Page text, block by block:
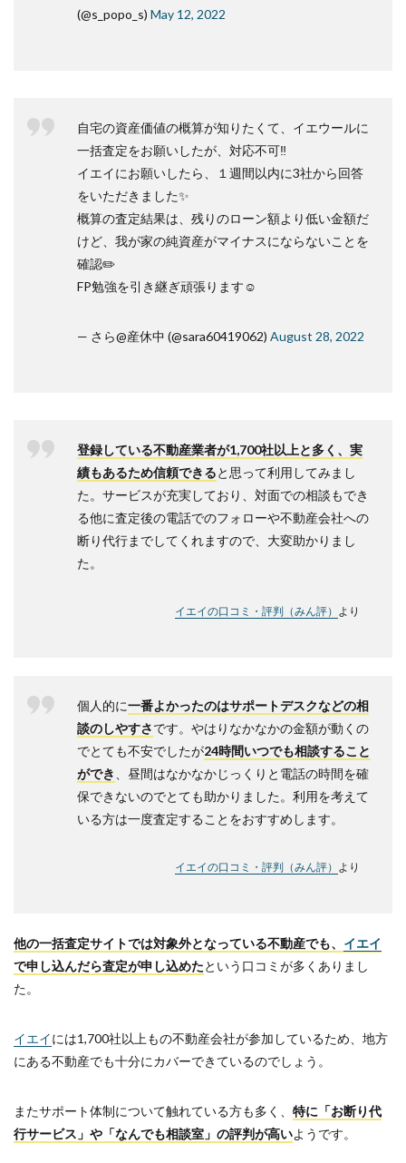
(@s_popo_s) May 12, 2022
自宅の資産価値の概算が知りたくて、イエウールに
一括査定をお願いしたが、対応不可‼️
イエイにお願いしたら、１週間以内に3社から回答
をいただきました✨
概算の査定結果は、残りのローン額より低い金額だ
けど、我が家の純資産がマイナスにならないことを
確認✏️
FP勉強を引き継ぎ頑張ります☺️
— さら@産休中 (@sara60419062) August 28, 2022
登録している不動産業者が1,700社以上と多く、実
績もあるため信頼できると思って利用してみまし
た。サービスが充実しており、対面での相談もでき
る他に査定後の電話でのフォローや不動産会社への
断り代行までしてくれますので、大変助かりまし
た。
イエイの口コミ・評判（みん評） より
個人的に一番よかったのはサポートデスクなどの相
談のしやすさです。やはりなかなかの金額が動くの
でとても不安でしたが24時間いつでも相談すること
ができ
、昼間はなかなかじっくりと電話の時間を確
保できないのでとても助かりました。利用を考えて
いる方は一度査定することをおすすめします。
イエイの口コミ・評判（みん評） より
他の一括査定サイトでは対象外となっている不動産でも、 イエイ
で申し込んだら査定が申し込めたという口コミが多くありまし
た。
イエイには1,700社以上もの不動産会社が参加しているため、地方
にある不動産でも十分にカバーできているのでしょう。
またサポート体制について触れている方も多く、 特に「お断り代
行サービス」や「なんでも相談室」の評判が高いようです。